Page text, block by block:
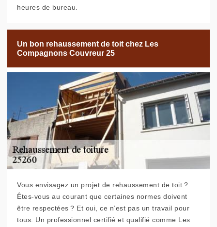
heures de bureau.
Un bon rehaussement de toit chez Les
Compagnons Couvreur 25
Vous envisagez un projet de rehaussement de toit ?
Êtes-vous au courant que certaines normes doivent
être respectées ? Et oui, ce n’est pas un travail pour
tous. Un professionnel certifié et qualifié comme Les